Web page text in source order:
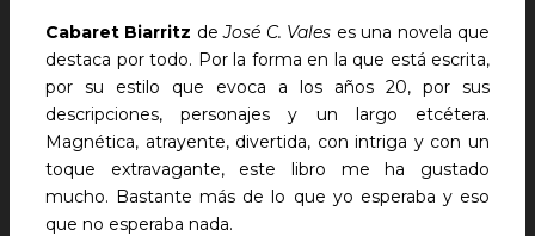
Cabaret Biarritz deJosé C. Vales es una novela que
destaca por todo. Por la forma en la que está escrita,
por su estilo que evoca a los años 20, por sus
descripciones, personajes y un largo etcétera.
Magnética, atrayente, divertida, con intriga y con un
toque extravagante, este libro me ha gustado
mucho. Bastante más de lo que yo esperaba y eso
que no esperaba nada.